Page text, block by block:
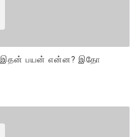
இதன் பயன் என்ன? இதோ